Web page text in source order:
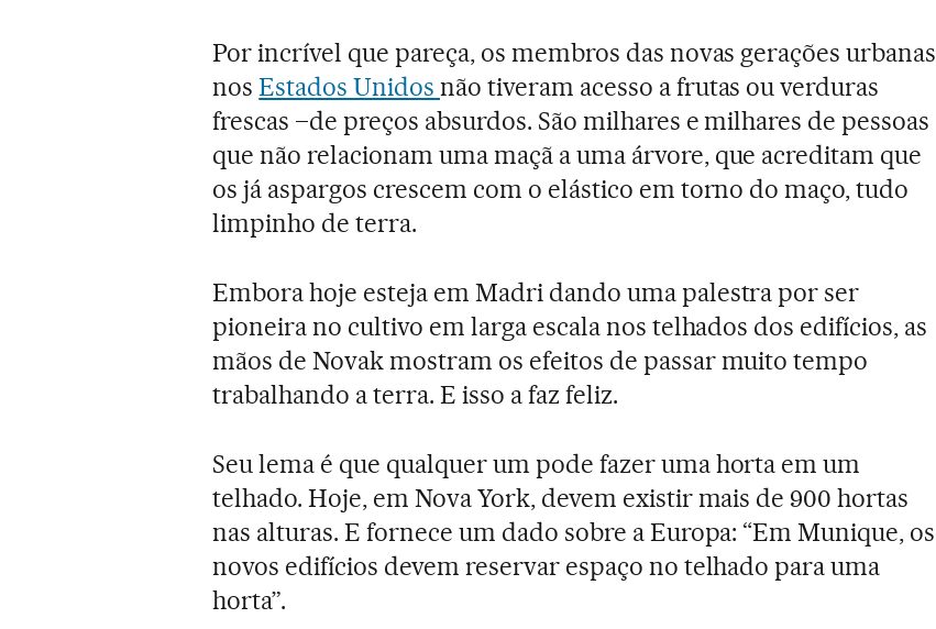
Por incrível que pareça, os membros das novas gerações urbanas
nosEstados Unidos não tiveram acesso a frutas ou verduras
frescas –de preços absurdos. São milhares e milhares de pessoas
que não relacionam uma maçã a uma árvore, que acreditam que
os já aspargos crescem com o elástico em torno do maço, tudo
limpinho de terra.
Embora hoje esteja em Madri dando uma palestra por ser
pioneira no cultivo em larga escala nos telhados dos edifícios, as
mãos de Novak mostram os efeitos de passar muito tempo
trabalhando a terra. E isso a faz feliz.
Seu lema é que qualquer um pode fazer uma horta em um
telhado. Hoje, em Nova York, devem existir mais de 900 hortas
nas alturas. E fornece um dado sobre a Europa: “Em Munique, os
novos edifícios devem reservar espaço no telhado para uma
horta”.